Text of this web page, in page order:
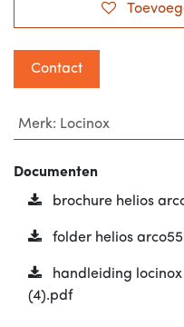
Contact
Merk: Locinox
Documenten
brochure helios
folder helios
handleiding
(4).pdf